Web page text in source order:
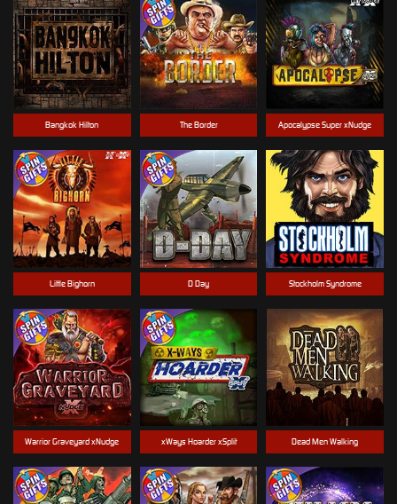
Dead Men Walking
Stockholm Syndrome
Apocalypse Super xNudge
Bangkok Hilton
Warrior Graveyard xNudge
Little Bighorn
xWays Hoarder xSplit
D Day
The Border